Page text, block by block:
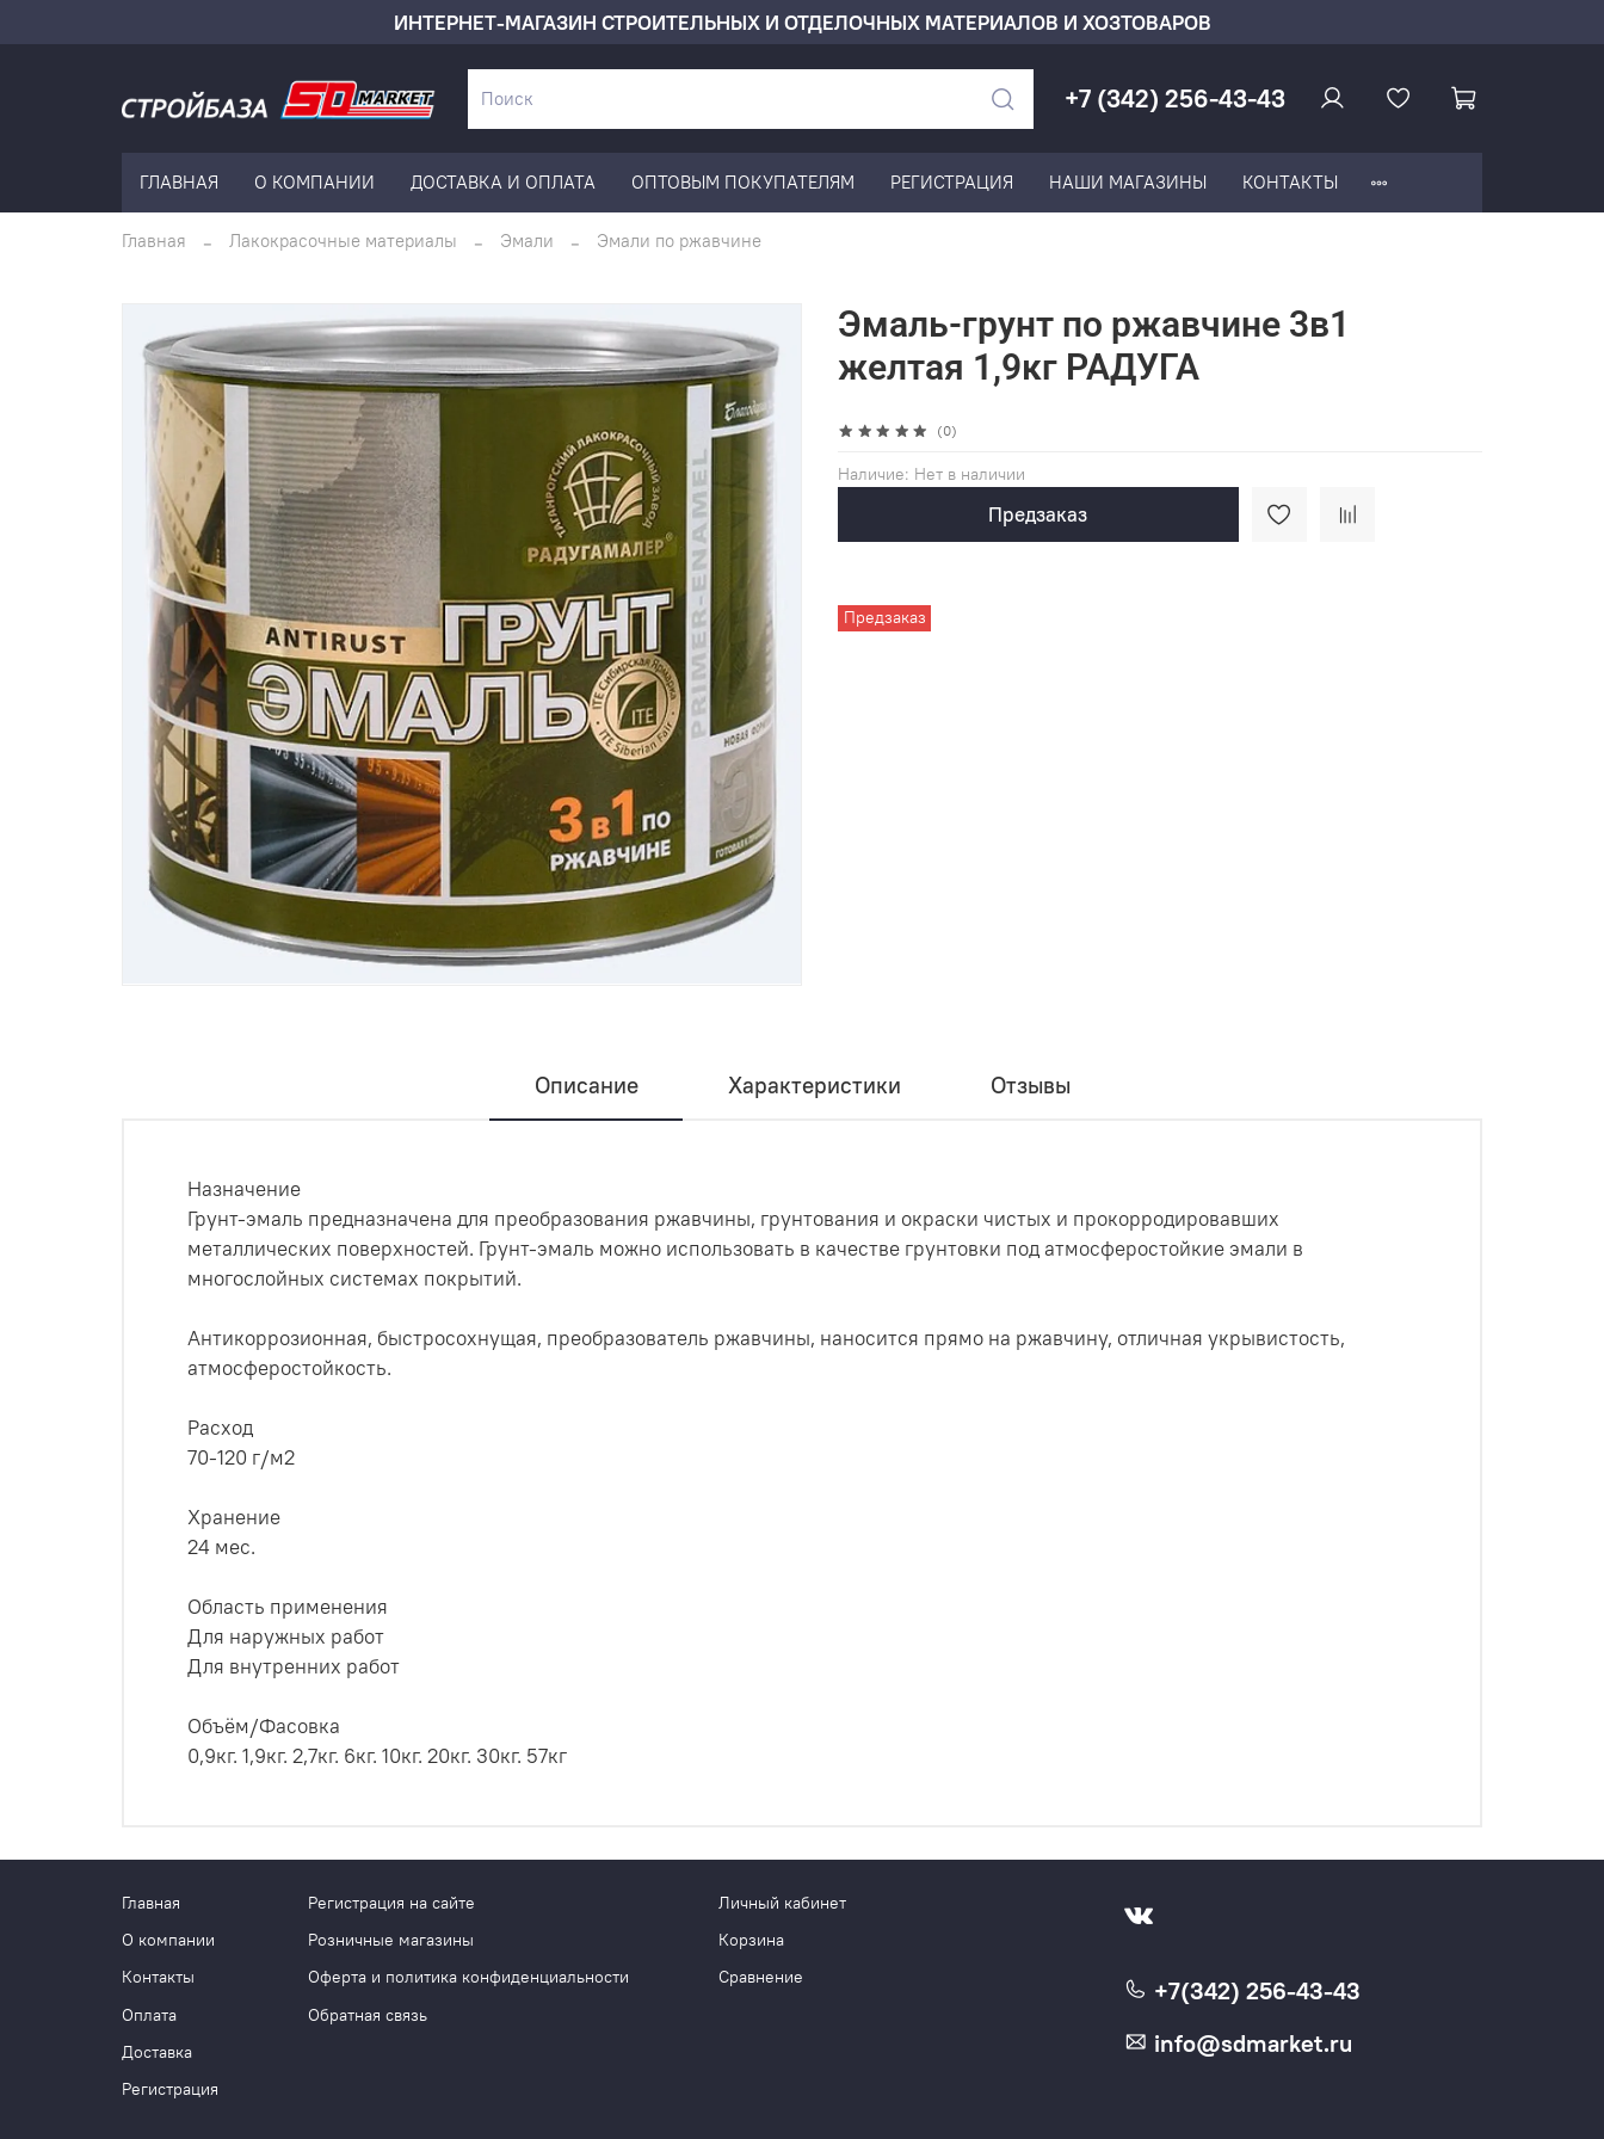
ИНТЕРНЕТ-МАГАЗИН СТРОИТЕЛЬНЫХ И ОТДЕЛОЧНЫХ МАТЕРИАЛОВ И ХОЗТОВАРОВ
+7 (342) 256-43-43
ГЛАВНАЯ О КОМПАНИИ ДОСТАВКА И ОПЛАТА ОПТОВЫМ ПОКУПАТЕЛЯМ РЕГИСТРАЦИЯ НАШИ МАГАЗИНЫ КОНТАКТЫ
Главная Лакокрасочные материалы Эмали Эмали по ржавчине
(0)
Наличие: Нет в наличии
Предзаказ
Эмаль-грунт по ржавчине 3в1
желтая 1,9кг РАДУГА
Предзаказ
Описание Характеристики Отзывы
Назначение
Грунт-эмаль предназначена для преобразования ржавчины, грунтования и окраски чистых и прокорродировавших
металлических поверхностей. Грунт-эмаль можно использовать в качестве грунтовки под атмосферостойкие эмали в
многослойных системах покрытий.
Антикоррозионная, быстросохнущая, преобразователь ржавчины, наносится прямо на ржавчину, отличная укрывистость,
атмосферостойкость.
Расход
70-120 г/м2
Хранение
24 мес.
Область применения
Для наружных работ
Для внутренних работ
Объём/Фасовка
0,9кг. 1,9кг. 2,7кг. 6кг. 10кг. 20кг. 30кг. 57кг
Главная
О компании
Контакты
Оплата
Доставка
Регистрация
Регистрация на сайте
Розничные магазины
Оферта и политика конфиденциальности
Обратная связь
Личный кабинет
Корзина
Сравнение
+7(342) 256-43-43
info@sdmarket.ru